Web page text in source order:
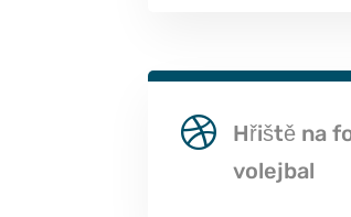

Hřiště na
volejbal